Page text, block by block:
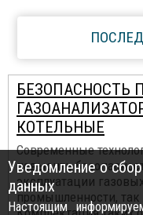
БЕЗОПАСНОСТЬ
КОТЕЛЬНЫЕ
Современные
повысить
эксплуатации
промышленности,
Уведомление о
данных
Настоящим